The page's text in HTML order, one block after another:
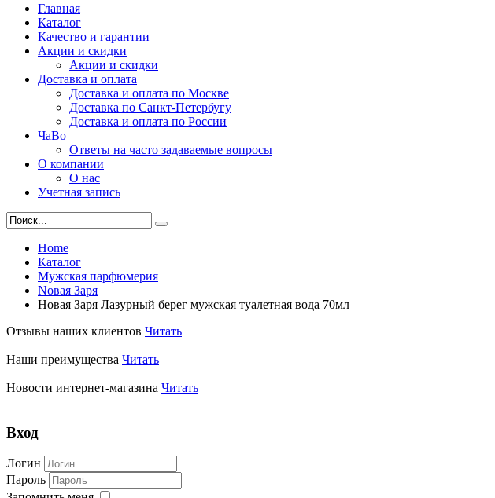
Главная
Каталог
Качество и гарантии
Акции и скидки
Акции и скидки
Доставка и оплата
Доставка и оплата по Москве
Доставка по Санкт-Петербугу
Доставка и оплата по России
ЧаВо
Ответы на часто задаваемые вопросы
О компании
О нас
Учетная запись
Home
Каталог
Мужская парфюмерия
Nовая Заря
Новая Заря Лазурный берег мужская туалетная вода 70мл
Отзывы наших клиентов Читать
Наши преимущества Читать
Новости интернет-магазина Читать
Вход
Логин
Пароль